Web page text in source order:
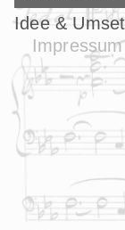
Idee &
Impressum